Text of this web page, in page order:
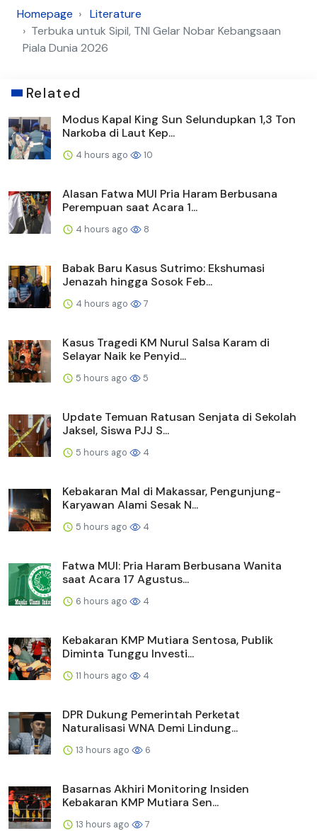
Homepage
Literature
Terbuka untuk Sipil, TNI Gelar Nobar Kebangsaan
Piala Dunia 2026
Related
Modus Kapal King Sun Selundupkan 1,3 Ton
Narkoba di Laut Kep...
4 hours ago 10
Alasan Fatwa MUI Pria Haram Berbusana
Perempuan saat Acara 1...
4 hours ago 8
Babak Baru Kasus Sutrimo: Ekshumasi
Jenazah hingga Sosok Feb...
4 hours ago 7
Kasus Tragedi KM Nurul Salsa Karam di
Selayar Naik ke Penyid...
5 hours ago 5
Update Temuan Ratusan Senjata di Sekolah
Jaksel, Siswa PJJ S...
5 hours ago 4
Kebakaran Mal di Makassar, Pengunjung-
Karyawan Alami Sesak N...
5 hours ago 4
Fatwa MUI: Pria Haram Berbusana Wanita
saat Acara 17 Agustus...
6 hours ago 4
Kebakaran KMP Mutiara Sentosa, Publik
Diminta Tunggu Investi...
11 hours ago 4
DPR Dukung Pemerintah Perketat
Naturalisasi WNA Demi Lindung...
13 hours ago 6
Basarnas Akhiri Monitoring Insiden
Kebakaran KMP Mutiara Sen...
13 hours ago 7